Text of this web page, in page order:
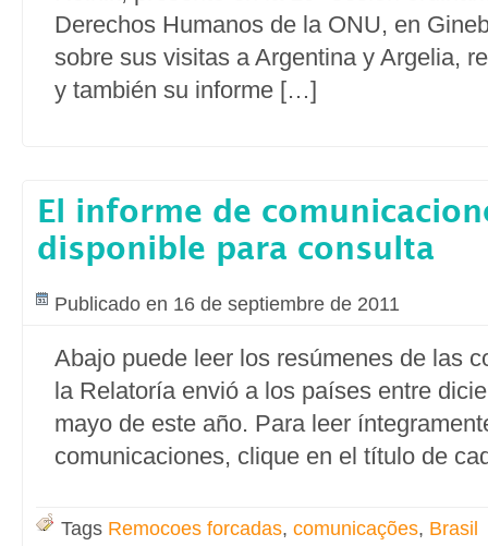
Derechos Humanos de la ONU, en
sobre sus visitas a Argentina y Argelia,
y también su informe […]
El informe de
disponible para consulta
Publicado en 16 de septiembre de 2011
Abajo puede leer los resúmenes de las
la Relatoría envió a los países entre
mayo de este año. Para leer
comunicaciones, clique en el título de
Tags Remocoes forcadas, comunicações, Brasil